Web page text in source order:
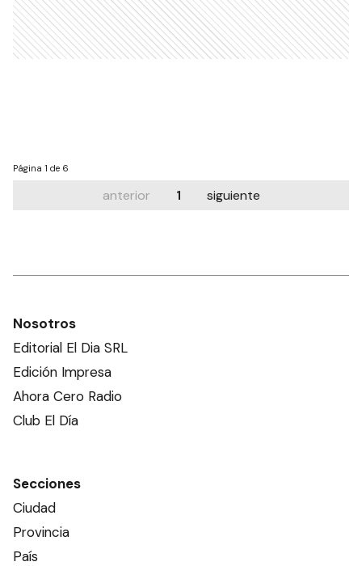
Página 1 de 6
anterior 1 siguiente
Nosotros
Editorial El Dia SRL
Edición Impresa
Ahora Cero Radio
Club El Día
Secciones
Ciudad
Provincia
País